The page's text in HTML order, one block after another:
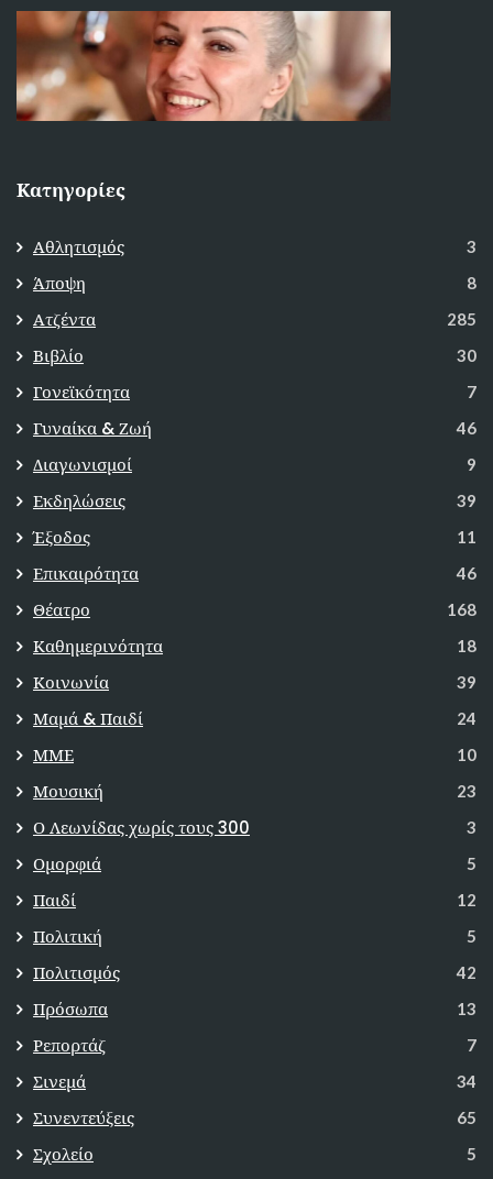
Κατηγορίες
Αθλητισμός 3
Άποψη 8
Ατζέντα 285
Βιβλίο 30
Γονεϊκότητα 7
Γυναίκα & Ζωή 46
Διαγωνισμοί 9
Εκδηλώσεις 39
Έξοδος 11
Επικαιρότητα 46
Θέατρο 168
Καθημερινότητα 18
Κοινωνία 39
Μαμά & Παιδί 24
ΜΜΕ 10
Μουσική 23
Ο Λεωνίδας χωρίς τους 300 3
Ομορφιά 5
Παιδί 12
Πολιτική 5
Πολιτισμός 42
Πρόσωπα 13
Ρεπορτάζ 7
Σινεμά 34
Συνεντεύξεις 65
Σχολείο 5